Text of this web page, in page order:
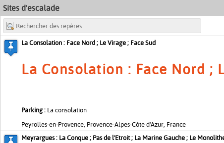
Sites d'escalade
+
−
La Consolation : Face Nord ; Le Virage ; Face Sud
La Consolation : Face Nord ;
Parking : La consolation
Peyrolles-en-Provence, Provence-Alpes-Côte d'Azur, France
Meyrargues : La Conque ; Pas de l'Etroit ; La Marine Gauche ; Le